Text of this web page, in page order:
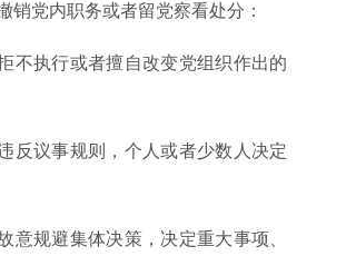
销党内职务或者留党察看处分：
执行或者擅自改变党组织作出的
议事规则，个人或者少数人决定
规避集体决策，决定重大事项、